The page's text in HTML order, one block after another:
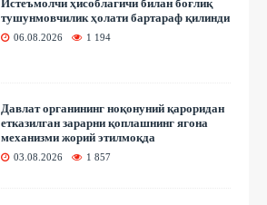
Истеъмолчи ҳисоблагичи билан боғлиқ
тушунмовчилик ҳолати бартараф қилинди
06.08.2026 1 194
Давлат органининг ноқонуний қароридан
етказилган зарарни қоплашнинг ягона
механизми жорий этилмоқда
03.08.2026 1 857